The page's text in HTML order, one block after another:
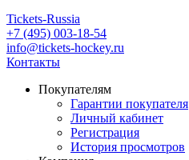
Tickets-Russia
+7 (495) 003-18-54
info@tickets-hockey.ru
Контакты
Покупателям
Гарантии покупателя
Личный кабинет
Регистрация
История просмотров